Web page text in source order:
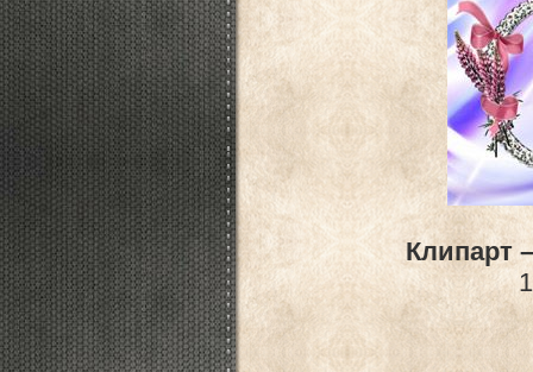
Клипарт